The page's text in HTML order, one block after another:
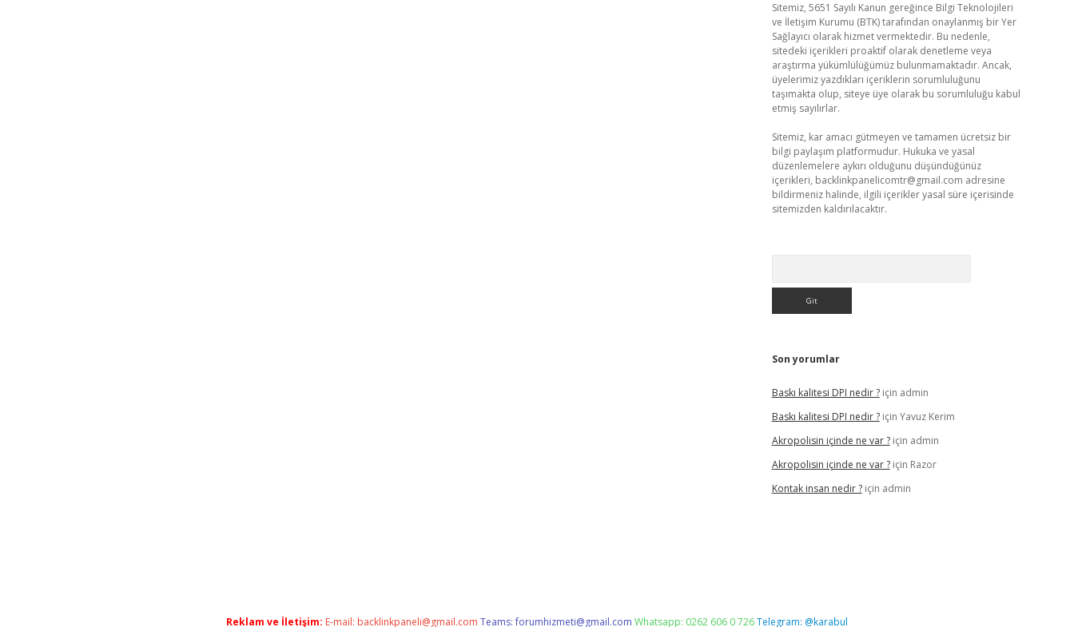
Sitemiz, 5651 Sayılı Kanun gereğince Bilgi Teknolojileri
ve İletişim Kurumu (BTK) tarafından onaylanmış bir Yer
Sağlayıcı olarak hizmet vermektedir. Bu nedenle,
sitedeki içerikleri proaktif olarak denetleme veya
araştırma yükümlülüğümüz bulunmamaktadır. Ancak,
üyelerimiz yazdıkları içeriklerin sorumluluğunu
taşımakta olup, siteye üye olarak bu sorumluluğu kabul
etmiş sayılırlar.
Sitemiz, kar amacı gütmeyen ve tamamen ücretsiz bir
bilgi paylaşım platformudur. Hukuka ve yasal
düzenlemelere aykırı olduğunu düşündüğünüz
içerikleri, backlinkpanelicomtr@gmail.com adresine
bildirmeniz halinde, ilgili içerikler yasal süre içerisinde
sitemizden kaldırılacaktır.
Son yorumlar
Baskı kalitesi DPI nedir ?için admin
Baskı kalitesi DPI nedir ?için Yavuz Kerim
Akropolisin içinde ne var ?için admin
Akropolisin içinde ne var ?için Razor
Kontak insan nedir ?için admin
Reklam ve İletişim: E-mail: backlinkpaneli@gmail.com Teams:forumhizmeti@gmail.com Whatsapp: 0262 606 0 726Telegram: @karabul